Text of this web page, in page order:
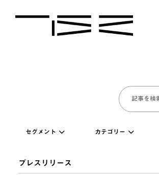
プレスリリース
セグメント カテゴリー